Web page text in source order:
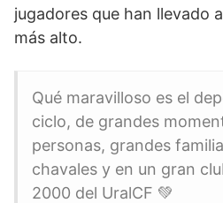
jugadores que han llevado
más alto.
Qué maravilloso es el
ciclo, de grandes
personas, grandes
chavales y en un gran
2000 del UralCF 💚